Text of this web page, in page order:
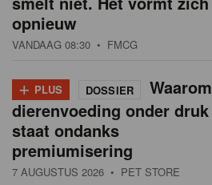
opnieuw
VANDAAG 08:30 • FMCG
+ PLUS DOSSIER
Waarom
dierenvoeding onder druk
staat ondanks
premiumisering
7 AUGUSTUS 2026 • PET STORE